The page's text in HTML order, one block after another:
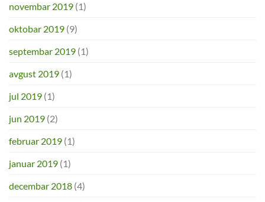
novembar 2019 (1)
oktobar 2019 (9)
septembar 2019 (1)
avgust 2019 (1)
jul 2019 (1)
jun 2019 (2)
februar 2019 (1)
januar 2019 (1)
decembar 2018 (4)